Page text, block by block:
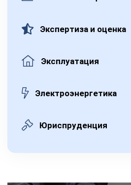
Экспертиза и оценка
Эксплуатация
Электроэнергетика
Юриспруденция